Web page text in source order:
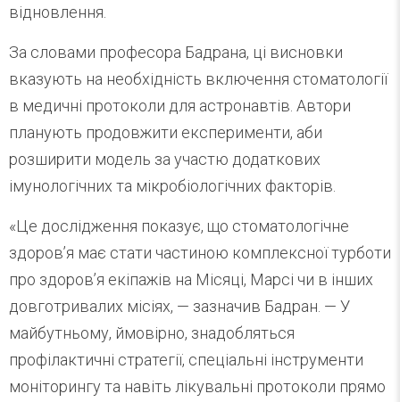
відновлення.
За словами професора Бадрана, ці висновки
вказують на необхідність включення стоматології
в медичні протоколи для астронавтів. Автори
планують продовжити експерименти, аби
розширити модель за участю додаткових
імунологічних та мікробіологічних факторів.
«Це дослідження показує, що стоматологічне
здоров’я має стати частиною комплексної турботи
про здоров’я екіпажів на Місяці, Марсі чи в інших
довготривалих місіях, — зазначив Бадран. — У
майбутньому, ймовірно, знадобляться
профілактичні стратегії, спеціальні інструменти
моніторингу та навіть лікувальні протоколи прямо